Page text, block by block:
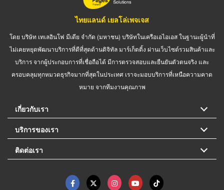
ไทยแลนด์ เยลโล่เพจเจส
โดย บริษัท เทเลอินโฟ มีเดีย จำกัด (มหาชน) บริษัทในเครือเอไอเอส ในฐานะผู้นำที่
ไม่เคยหยุดพัฒนาบริการที่ดีที่สุดด้านดิจิทัล มาร์เก็ตติ้ง ผ่านเว็บไซต์รวมสินค้าและ
บริการ จากผู้ประกอบการที่เชื่อถือได้ มีการตรวจสอบและยืนยันตัวตนจริง และ
ครอบคลุมทุกหมวดธุรกิจมากที่สุดในประเทศ เราจะมอบบริการที่เหนือความคาด
หมาย จากทีมงานคุณภาพ
เกี่ยวกับเรา
บริการของเรา
ติดต่อเรา